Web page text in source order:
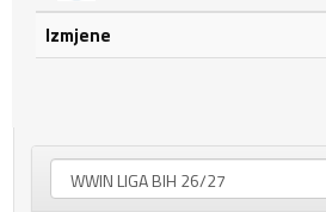
Izmjene